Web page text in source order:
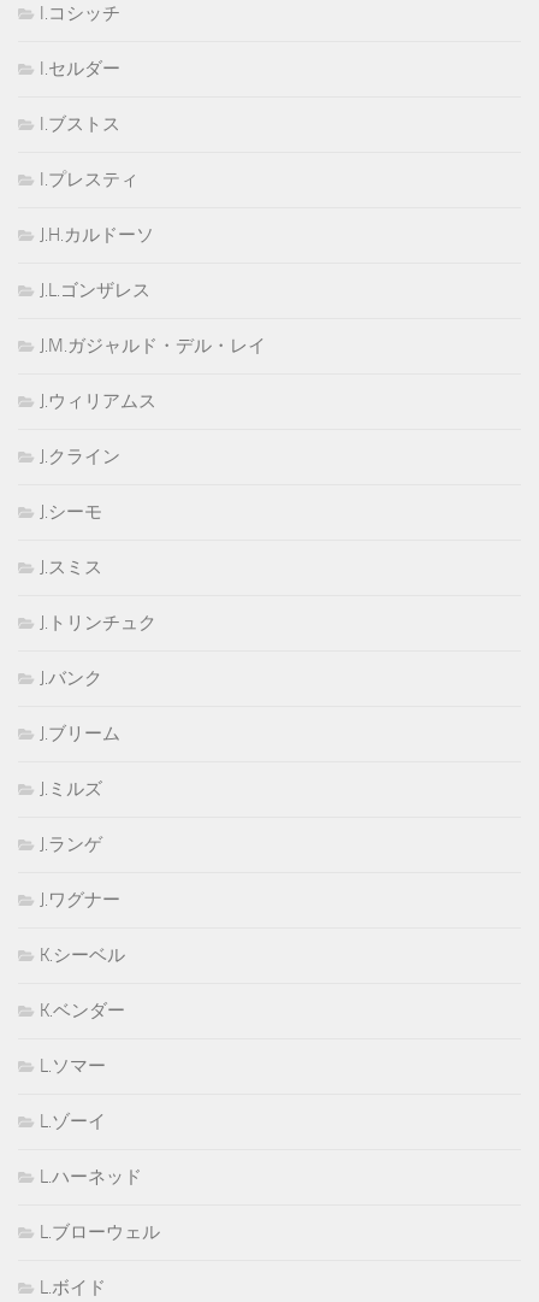
I.コシッチ
I.セルダー
I.ブストス
I.プレスティ
J.H.カルドーソ
J.L.ゴンザレス
J.M.ガジャルド・デル・レイ
J.ウィリアムス
J.クライン
J.シーモ
J.スミス
J.トリンチュク
J.バンク
J.ブリーム
J.ミルズ
J.ランゲ
J.ワグナー
K.シーベル
K.ベンダー
L.ソマー
L.ゾーイ
L.ハーネッド
L.ブローウェル
L.ボイド